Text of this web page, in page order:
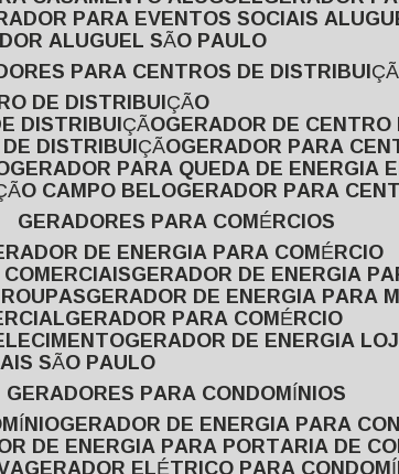
PARA EVENTOS SOCIAIS
ALUGUEL SÃO PAULO
PARA CENTROS DE
DE DISTRIBUIÇÃO
DISTRIBUIÇÃO GERADOR DE
DISTRIBUIÇÃO GERADOR PARA
GERADOR PARA QUEDA DE
CAMPO BELO GERADOR PARA
GERADORES PARA COMÉRCIOS
DE ENERGIA PARA COMÉRCIO
GERADOR DE ENERGIA
GERADOR DE ENERGIA PARA
GERADOR PARA COMÉRCIO
GERADOR DE ENERGIA
SÃO PAULO
GERADORES PARA CONDOMÍNIOS
GERADOR DE ENERGIA PARA
DE ENERGIA PARA PORTARIA DE